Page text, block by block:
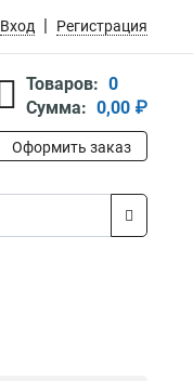
Вход Регистрация
Товаров: 0
Сумма: 0,00 ₽
Оформить заказ